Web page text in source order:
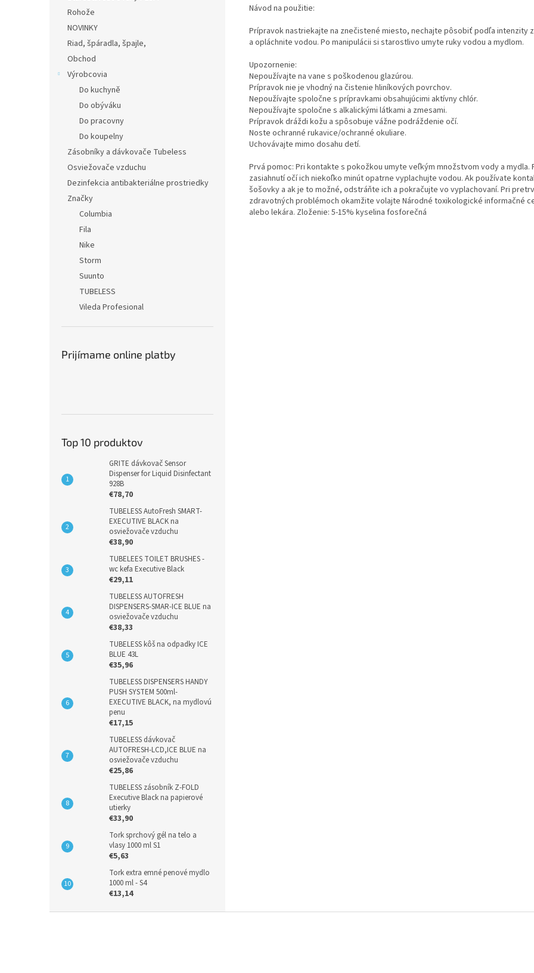
Rohože
NOVINKY
Riad, špáradla, špajle,
Obchod
Výrobcovia
Do kuchyně
Do obýváku
Do pracovny
Do koupelny
Zásobníky a dávkovače Tubeless
Osviežovače vzduchu
Dezinfekcia antibakteriálne prostriedky
Značky
Columbia
Fila
Nike
Storm
Suunto
TUBELESS
Vileda Profesional
Prijímame online platby
Top 10 produktov
GRITE dávkovač Sensor
Dispenser for Liquid Disinfectant
928B
€78,70
TUBELESS AutoFresh SMART-
EXECUTIVE BLACK na
osviežovače vzduchu
€38,90
TUBELEES TOILET BRUSHES -
wc kefa Executive Black
€29,11
TUBELESS AUTOFRESH
DISPENSERS-SMAR-ICE BLUE na
osviežovače vzduchu
€38,33
TUBELESS kôš na odpadky ICE
BLUE 43L
€35,96
TUBELESS DISPENSERS HANDY
PUSH SYSTEM 500ml-
EXECUTIVE BLACK, na mydlovú
penu
€17,15
TUBELESS dávkovač
AUTOFRESH-LCD,ICE BLUE na
osviežovače vzduchu
€25,86
TUBELESS zásobník Z-FOLD
Executive Black na papierové
utierky
€33,90
Tork sprchový gél na telo a
vlasy 1000 ml S1
€5,63
Tork extra emné penové mydlo
1000 ml - S4
€13,14
Návod na použitie:
Prípravok nastriekajte na znečistené miesto, nechajte pôsobiť podľa intenzity
a opláchnite vodou. Po manipulácii si starostlivo umyte ruky vodou a mydlom.
Upozornenie:
Nepoužívajte na vane s poškodenou glazúrou.
Prípravok nie je vhodný na čistenie hliníkových povrchov.
Nepoužívajte spoločne s prípravkami obsahujúcimi aktívny chlór.
Nepoužívajte spoločne s alkalickými látkami a zmesami.
Prípravok dráždi kožu a spôsobuje vážne podráždenie očí.
Noste ochranné rukavice/ochranné okuliare.
Uchovávajte mimo dosahu detí.
Prvá pomoc: Pri kontakte s pokožkou umyte veľkým množstvom vody a mydla.
zasiahnutí očí ich niekoľko minút opatrne vyplachujte vodou. Ak používate
šošovky a ak je to možné, odstráňte ich a pokračujte vo vyplachovaní. Pri
zdravotných problémoch okamžite volajte Národné toxikologické informačné
alebo lekára. Zloženie: 5-15% kyselina fosforečná